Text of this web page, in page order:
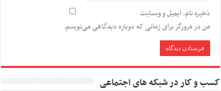
ذخیره نام، ایمیل و وبسایت
من در مرورگر برای زمانی که دوباره دیدگاهی می‌نویسم.
کسب و کار در شبکه های اجتماعی